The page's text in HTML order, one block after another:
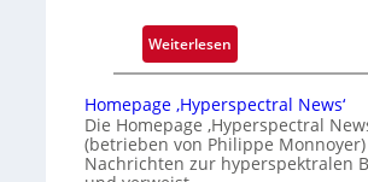
Weiterlesen
Z
v
e
r
Homepage ‚Hyperspectral News‘
Die Homepage ‚Hyperspectral
(betrieben von Philippe
Nachrichten zur hyperspektralen